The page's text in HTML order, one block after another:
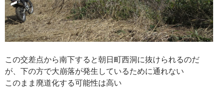
この交差点から南下すると朝日町西洞に抜けられるのだ
が、下の方で大崩落が発生しているために通れない
このまま廃道化する可能性は高い